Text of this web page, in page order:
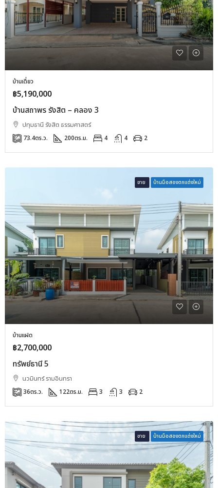
บ้านเดี่ยว
฿5,190,000
บ้านสถาพร รังสิต – คลอง 3
ปทุมธานี รังสิต ธรรมศาสตร์
73.4ตร.ว. 200ตร.ม. 4 4 2
ขาย บ้านมือสองตกแต่งใหม่
บ้านแฝด
฿2,700,000
ทรัพย์ธานี 5
นวมินทร์ รามอินทรา
36ตร.ว. 122ตร.ม. 3 3 2
ขาย บ้านมือสองตกแต่งใหม่